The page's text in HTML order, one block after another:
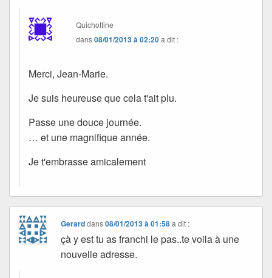
Quichottine
dans08/01/2013 à 02:20a dit :
Merci, Jean-Marie.
Je suis heureuse que cela t'ait plu.
Passe une douce journée.
… et une magnifique année.
Je t'embrasse amicalement
Gerarddans08/01/2013 à 01:58 a dit :
çà y est tu as franchi le pas..te voila à une
nouvelle adresse.